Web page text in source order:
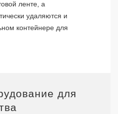
ленте, а
удаляются и
контейнере для
для